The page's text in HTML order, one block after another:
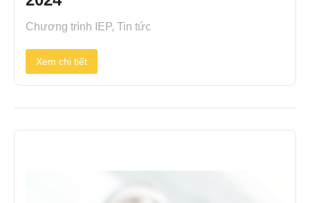
Chương trình IEP, Tin tức
Xem chi tiết